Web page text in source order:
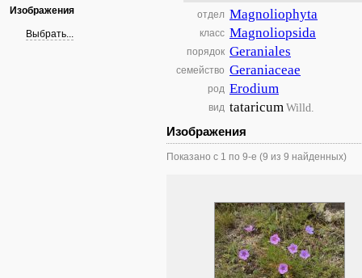
Изображения
Выбрать...
отдел Magnoliophyta
класс Magnoliopsida
порядок Geraniales
семейство Geraniaceae
род Erodium
вид tataricumWilld.
Изображения
Показано с 1 по 9-е (9 из 9 найденных)